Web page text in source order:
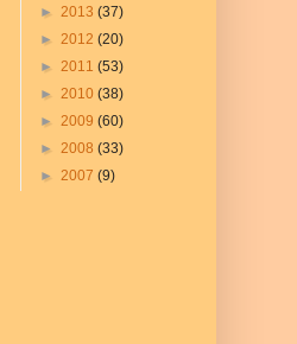
► 2013 (37)
► 2012 (20)
► 2011 (53)
► 2010 (38)
► 2009 (60)
► 2008 (33)
► 2007 (9)